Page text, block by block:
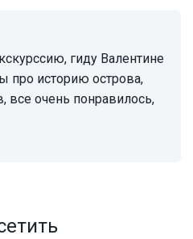
про историю острова,
все очень понравилось,